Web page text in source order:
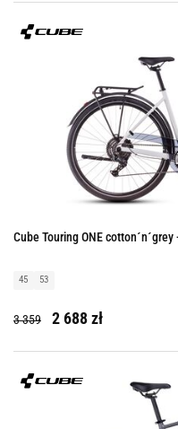
Cube Touring ONE cotton´n´grey
45 53
3 359 2 688 zł